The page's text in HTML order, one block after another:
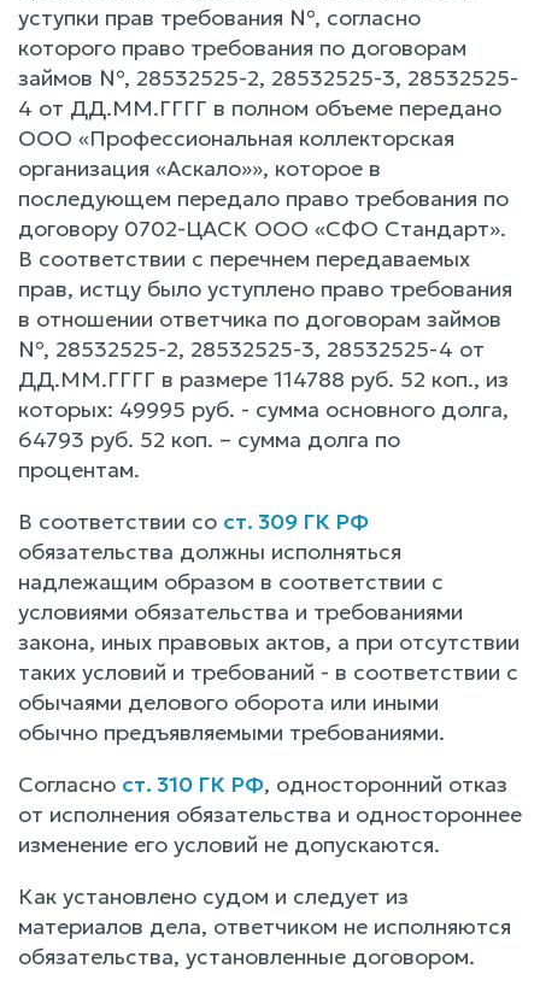
уступки прав требования №, согласно
которого право требования по договорам
займов №, 28532525-2, 28532525-3, 28532525-
4 от ДД.ММ.ГГГГ в полном объеме передано
ООО «Профессиональная коллекторская
организация «Аскало»», которое в
последующем передало право требования по
договору 0702-ЦАСК ООО «СФО Стандарт».
В соответствии с перечнем передаваемых
прав, истцу было уступлено право требования
в отношении ответчика по договорам займов
№, 28532525-2, 28532525-3, 28532525-4 от
ДД.ММ.ГГГГ в размере 114788 руб. 52 коп., из
которых: 49995 руб. - сумма основного долга,
64793 руб. 52 коп. – сумма долга по
процентам.
В соответствии со ст. 309 ГК РФ
обязательства должны исполняться
надлежащим образом в соответствии с
условиями обязательства и требованиями
закона, иных правовых актов, а при отсутствии
таких условий и требований - в соответствии с
обычаями делового оборота или иными
обычно предъявляемыми требованиями.
Согласно ст. 310 ГК РФ, односторонний отказ
от исполнения обязательства и одностороннее
изменение его условий не допускаются.
Как установлено судом и следует из
материалов дела, ответчиком не исполняются
обязательства, установленные договором.